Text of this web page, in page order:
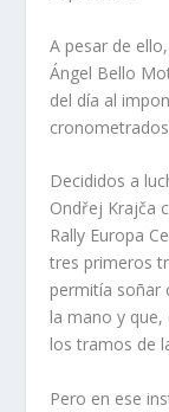
A pesar de
Ángel Bello
del día al
Decididos a
Ondřej Krajča
Rally Europa
tres primeros
permitía soñar
la mano y
los tramos de
Pero en ese